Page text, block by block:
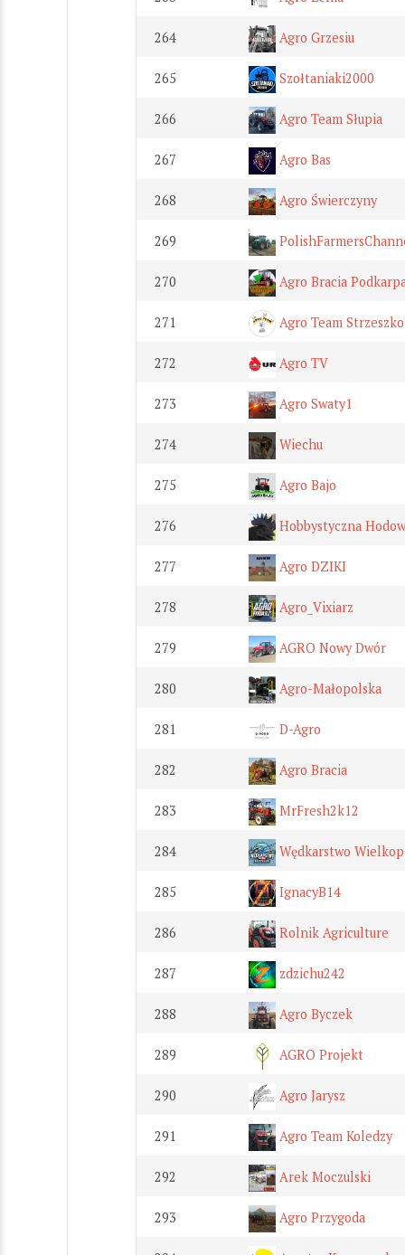
264 Agro Grzesiu
265 Szołtaniaki2000
266 Agro Team Słupia
267 Agro Bas
268 Agro Świerczyny
269
270 Agro Bracia
271 Agro Team Strzeszko
272 Agro TV
273 Agro Swaty1
274 Wiechu
275 Agro Bajo
276 Hobbystyczna
277 Agro DZIKI
278 Agro_Vixiarz
279 AGRO Nowy Dwór
280 Agro-Małopolska
281 D-Agro
282 Agro Bracia
283 MrFresh2k12
284 Wędkarstwo
285 IgnacyB14
286 Rolnik Agriculture
287 zdzichu242
288 Agro Byczek
289 AGRO Projekt
290 Agro Jarysz
291 Agro Team Koledzy
292 Arek Moczulski
293 Agro Przygoda